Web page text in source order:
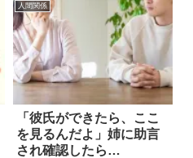
人間関係
「彼氏ができたら、ここ
を見るんだよ」姉に助言
され確認したら…